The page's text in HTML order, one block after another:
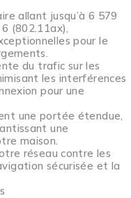
allant jusqu’à 6 579
(802.11ax),
pour le
du trafic sur les
les interférences
pour une
une portée étendue,
une
maison.
réseau contre les
sécurisée et la